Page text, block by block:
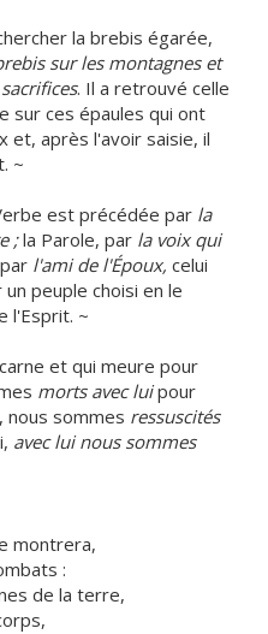
la brebis égarée,
sur les montagnes et
. Il a retrouvé celle
sur ces épaules qui ont
et, après l'avoir saisie, il
~
est précédée par la
;la Parole, par la voix qui
l'ami de l'Époux, celui
peuple choisi en le
l'Esprit. ~
et qui meure pour
morts avec luipour
nous sommes ressuscités
avec lui nous sommes
montrera,
:
de la terre,